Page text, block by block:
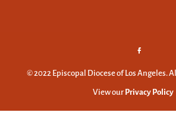
© 2022 Episcopal Diocese of Los Angeles.
View our Privacy Policy